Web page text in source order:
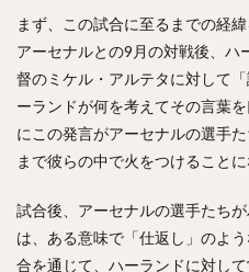
まず、この試合に至るまでの経
アーセナルとの9月の対戦後、ハ
督のミケル・アルテタに対して
ーランドが何を考えてその言葉
にこの発言がアーセナルの選手
まで彼らの中で火をつけることに
試合後、アーセナルの選手たち
は、ある意味で「仕返し」のよ
合を通じて、ハーランドに対し